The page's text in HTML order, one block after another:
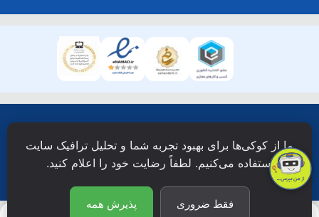
دانش نویان محفوظ است.
ما از کوکی‌ها برای بهبود تجربه شما و تحلیل ترافیک سایت
استفاده می‌کنیم. لطفاً رضایت خود را اعلام کنید.
فقط ضروری پذیرش همه